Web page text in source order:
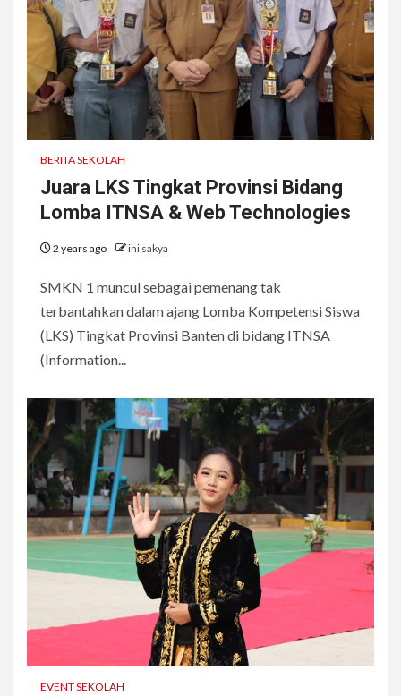
BERITA SEKOLAH
Juara LKS Tingkat Provinsi Bidang
Lomba ITNSA & Web Technologies
2 years ago ini sakya
SMKN 1 muncul sebagai pemenang tak
terbantahkan dalam ajang Lomba Kompetensi Siswa
(LKS) Tingkat Provinsi Banten di bidang ITNSA
(Information...
EVENT SEKOLAH